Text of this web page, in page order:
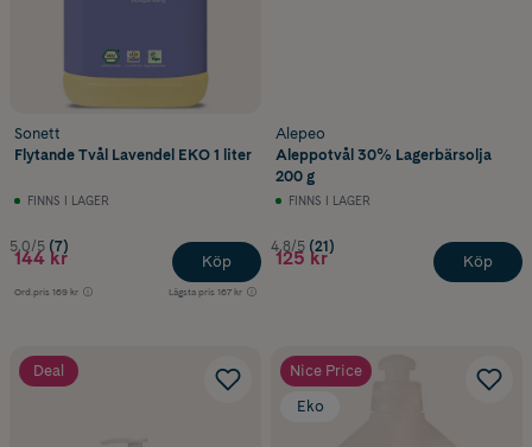
Sonett
Flytande Tvål Lavendel EKO 1 liter
FINNS I LAGER
5.0/5 (7)
144 kr
Ord.pris 169 kr Lägsta pris 167 kr
Köp
Alepeo
Aleppotvål 30% Lagerbärsolja
200 g
FINNS I LAGER
4.8/5 (21)
125 kr Köp
Deal
Nice Price
Eko